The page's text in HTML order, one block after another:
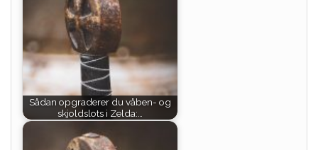
Sådan opgraderer du våben- og
skjoldslots i Zelda:…